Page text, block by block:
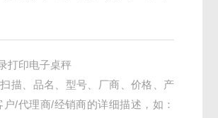
打印电子桌秤
描、品名、型号、厂商、价格、产
/代理商/经销商的详细描述，如：